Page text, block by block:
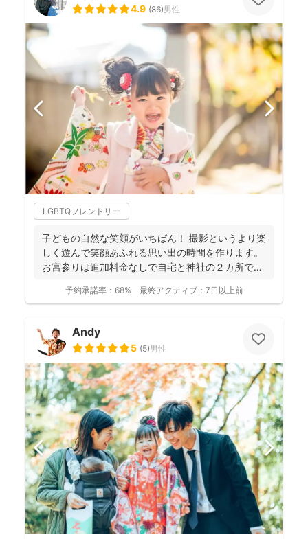
4.9 (86)男性
LGBTQフレンドリー
子どもの自然な笑顔がいちばん！ 撮影というより楽
しく遊んで笑顔あふれる思い出の時間を作ります。
お宮参りは追加料金なしで自宅と神社の２カ所で撮
予約承諾率： 68% 最終アクティブ： 7日以上前
Andy
5 (5)男性